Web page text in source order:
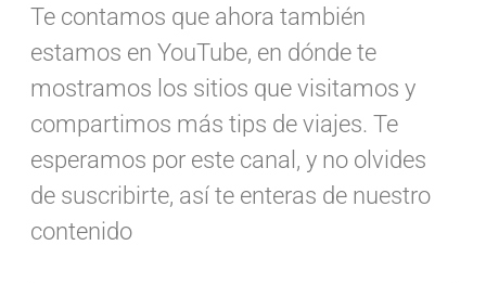
Te contamos que ahora también
estamos en YouTube, en dónde te
mostramos los sitios que visitamos y
compartimos más tips de viajes. Te
esperamos por este canal, y no olvides
de suscribirte, así te enteras de nuestro
contenido